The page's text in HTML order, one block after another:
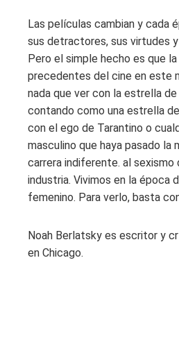
Las películas cambian y cada
sus detractores, sus virtudes
Pero el simple hecho es que
precedentes del cine en este
nada que ver con la estrella de
contando como una estrella
con el ego de Tarantino o
masculino que haya pasado la
carrera indiferente. al sexismo
industria. Vivimos en la época
femenino. Para verlo, basta
Noah Berlatsky es escritor y
en Chicago.